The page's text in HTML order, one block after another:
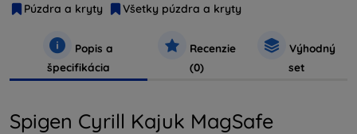
Púzdra a kryty
Všetky púzdra a kryty
Popis a
špecifikácia
Recenzie
(0)
Výhodný
set
Spigen Cyrill Kajuk MagSafe